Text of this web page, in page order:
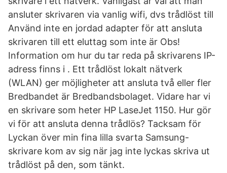
ansluter skrivaren via vanlig wifi, dvs trådlöst till
Använd inte en jordad adapter för att ansluta
skrivaren till ett eluttag som inte är Obs!
Information om hur du tar reda på skrivarens IP-
adress finns i . Ett trådlöst lokalt nätverk
(WLAN) ger möjligheter att ansluta två eller fler
Bredbandet är Bredbandsbolaget. Vidare har vi
en skrivare som heter HP LaseJet 1150. Hur gör
vi för att ansluta denna trådlös? Tacksam för
Lyckan över min fina lilla svarta Samsung-
skrivare kom av sig när jag inte lyckas skriva ut
trådlöst på den, som tänkt.